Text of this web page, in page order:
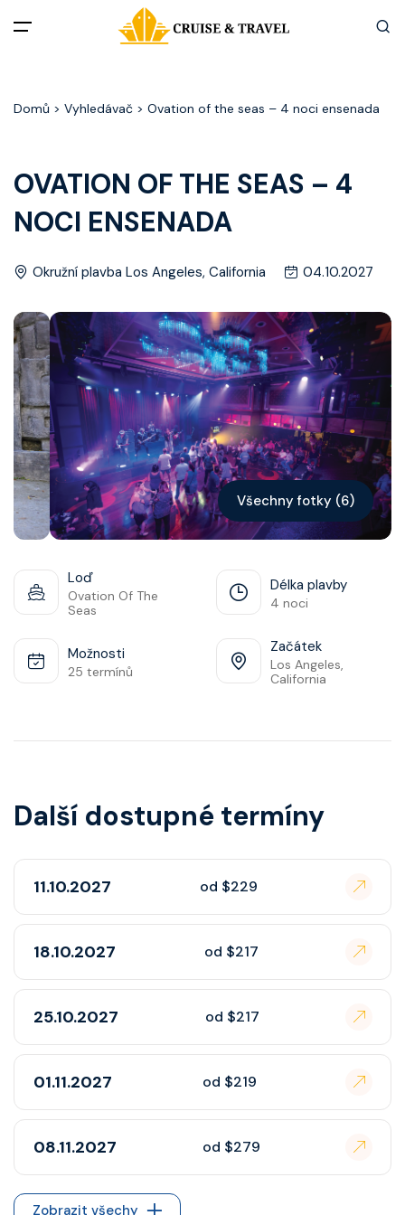
Akční nabídky
Destinace
Zážitky z plaveb
Užitečné informace
Často kladené otázky
Články
Kontakt
Vyhledat plavbu
Domů > Vyhledávač > Ovation of the seas – 4 noci ensenada
OVATION OF THE SEAS – 4
NOCI ENSENADA
Okružní plavba Los Angeles, California 04.10.2027
Všechny fotky (6)
Loď
Ovation Of The
Seas
Délka plavby
4 noci
Možnosti
25 termínů
Začátek
Los Angeles,
California
Další dostupné termíny
11.10.2027 od $229
18.10.2027 od $217
25.10.2027 od $217
01.11.2027 od $219
08.11.2027 od $279
Zobrazit všechy